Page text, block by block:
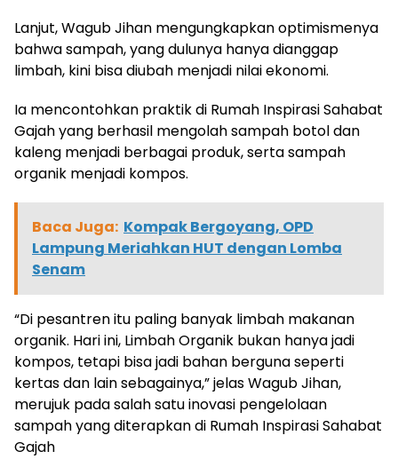
Lanjut, Wagub Jihan mengungkapkan optimismenya
bahwa sampah, yang dulunya hanya dianggap
limbah, kini bisa diubah menjadi nilai ekonomi.
Ia mencontohkan praktik di Rumah Inspirasi Sahabat
Gajah yang berhasil mengolah sampah botol dan
kaleng menjadi berbagai produk, serta sampah
organik menjadi kompos.
Baca Juga: Kompak Bergoyang, OPD
Lampung Meriahkan HUT dengan Lomba
Senam
“Di pesantren itu paling banyak limbah makanan
organik. Hari ini, Limbah Organik bukan hanya jadi
kompos, tetapi bisa jadi bahan berguna seperti
kertas dan lain sebagainya,” jelas Wagub Jihan,
merujuk pada salah satu inovasi pengelolaan
sampah yang diterapkan di Rumah Inspirasi Sahabat
Gajah